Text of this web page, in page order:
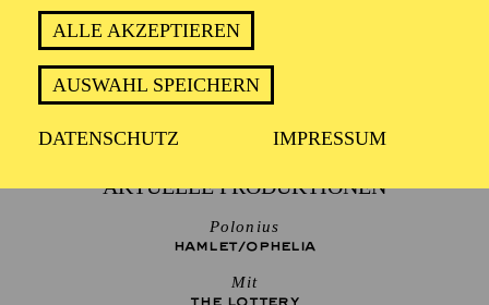
ALLE AKZEPTIEREN
AUSWAHL SPEICHERN
DATENSCHUTZ IMPRESSUM
Seit Beginn der Spielzeit 2010/2011 ist er festes
Ensemblemitglied am Schauspiel Essen.
AKTUELLE PRODUKTIONEN
Polonius
HAMLET/­OPHELIA
Mit
THE ­LOTTERY